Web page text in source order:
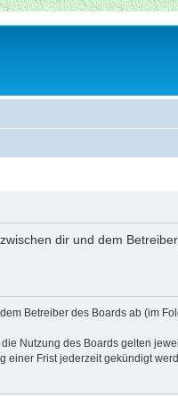
dir und dem
Betreiber des Boards ab (im
Nutzung des Boards gelten
einer Frist jederzeit gekündigt